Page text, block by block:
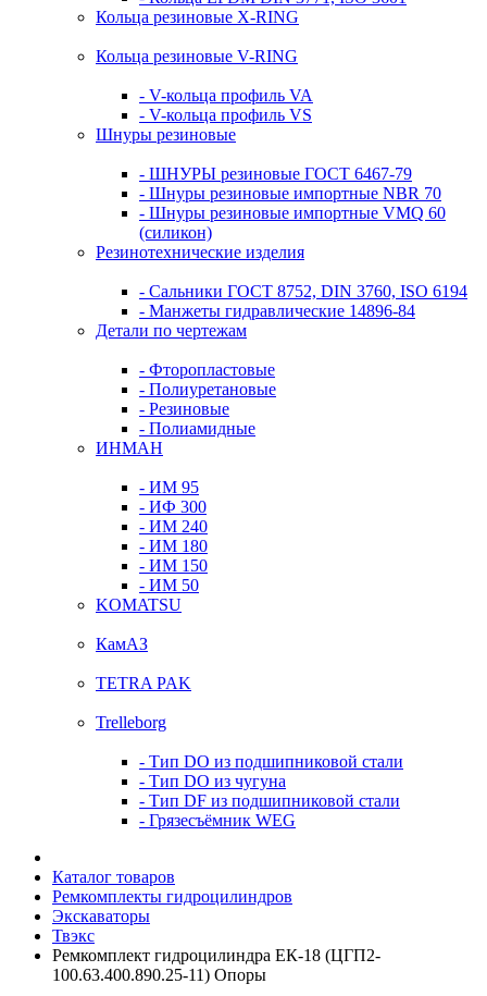
Кольца резиновые Х-RING
Кольца резиновые V-RING
- V-кольца профиль VA
- V-кольца профиль VS
Шнуры резиновые
- ШНУРЫ резиновые ГОСТ 6467-79
- Шнуры резиновые импортные NBR 70
- Шнуры резиновые импортные VMQ 60
(силикон)
Резинотехнические изделия
- Сальники ГОСТ 8752, DIN 3760, ISO 6194
- Манжеты гидравлические 14896-84
Детали по чертежам
- Фторопластовые
- Полиуретановые
- Резиновые
- Полиамидные
ИНМАН
- ИМ 95
- ИФ 300
- ИМ 240
- ИМ 180
- ИМ 150
- ИМ 50
KOMATSU
КамАЗ
TETRA PAK
Trelleborg
- Тип DO из подшипниковой стали
- Тип DO из чугуна
- Тип DF из подшипниковой стали
- Грязесъёмник WEG
Каталог товаров
Ремкомплекты гидроцилиндров
Экскаваторы
Твэкс
Ремкомплект гидроцилиндра ЕК-18 (ЦГП2-
100.63.400.890.25-11) Опоры